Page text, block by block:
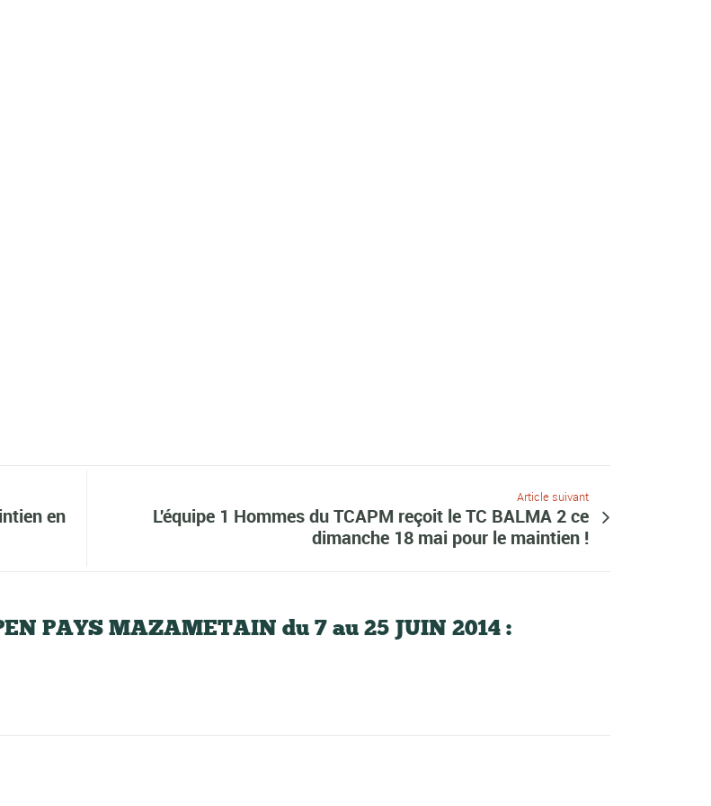
en
Article suivant
L'équipe 1 Hommes du TCAPM reçoit le TC BALMA 2 ce
dimanche 18 mai pour le maintien !
PAYS MAZAMETAIN du 7 au 25 JUIN 2014 :